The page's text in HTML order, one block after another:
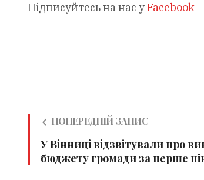
Підписуйтесь на нас уFacebook
ПОПЕРЕДНІЙ ЗАПИС
У Вінниці відзвітували про
бюджету громади за перше